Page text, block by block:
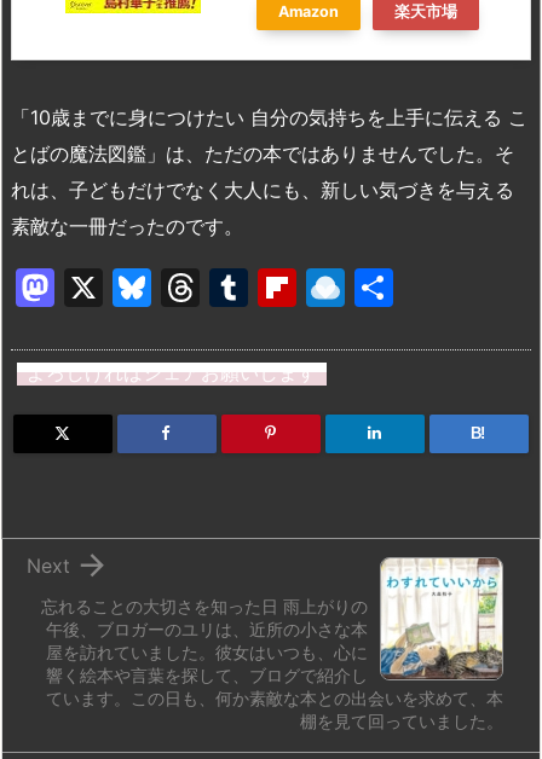
Amazon 楽天市場
「10歳までに身につけたい 自分の気持ちを上手に伝える こ
とばの魔法図鑑」は、ただの本ではありませんでした。そ
れは、子どもだけでなく大人にも、新しい気づきを与える
素敵な一冊だったのです。
M
st
o
d
X
Bl
e
s
k
T
e
a
d
T
m
bl
r
Fl
b
o
ar
R
n
dr
o
よろしければシェアお願いします
B!
忘れることの大切さを知った日 雨上がりの
午後、ブロガーのユリは、近所の小さな本
屋を訪れていました。彼女はいつも、心に
響く絵本や言葉を探して、ブログで紹介し
ています。この日も、何か素敵な本との出会いを求めて、本
棚を見て回っていました。

Next